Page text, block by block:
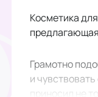
Косметика
Грамотно
и